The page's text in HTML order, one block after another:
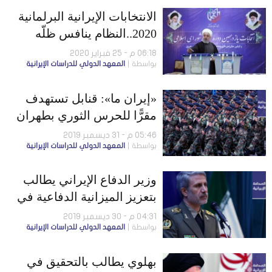
الانتخابات الإيرانية البرلمانية
2020..النظام ينافس ظلّه
06:18 م - 25 فبراير 2020
بواسطة المعهد الدولي للدراسات الإيرانية
«إيران ما»: قنابل تستهدف
مقرًّا للحرس الثوري بطهران
ووكالة أنباء تنفي.. وأمريكا
تشدِّد العقوبات على إيران في
05:46 م - 31 ديسمبر 2019
بواسطة المعهد الدولي للدراسات الإيرانية
وزير الدفاع الإيراني يطالب
بتعزيز الميزانية الدفاعية في
2020.. وعضو باللجنة
الاقتصادية البرلمانية: 60% من
04:31 م - 30 ديسمبر 2019
بواسطة المعهد الدولي للدراسات الإيرانية
بهلوي يطالب بالتحقيق في